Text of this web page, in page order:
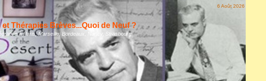
6 Août 2026
Thérapies Brèves...Quoi de Neuf ?
à Paris, Marseille, Bordeaux, Nancy, Strasbourg